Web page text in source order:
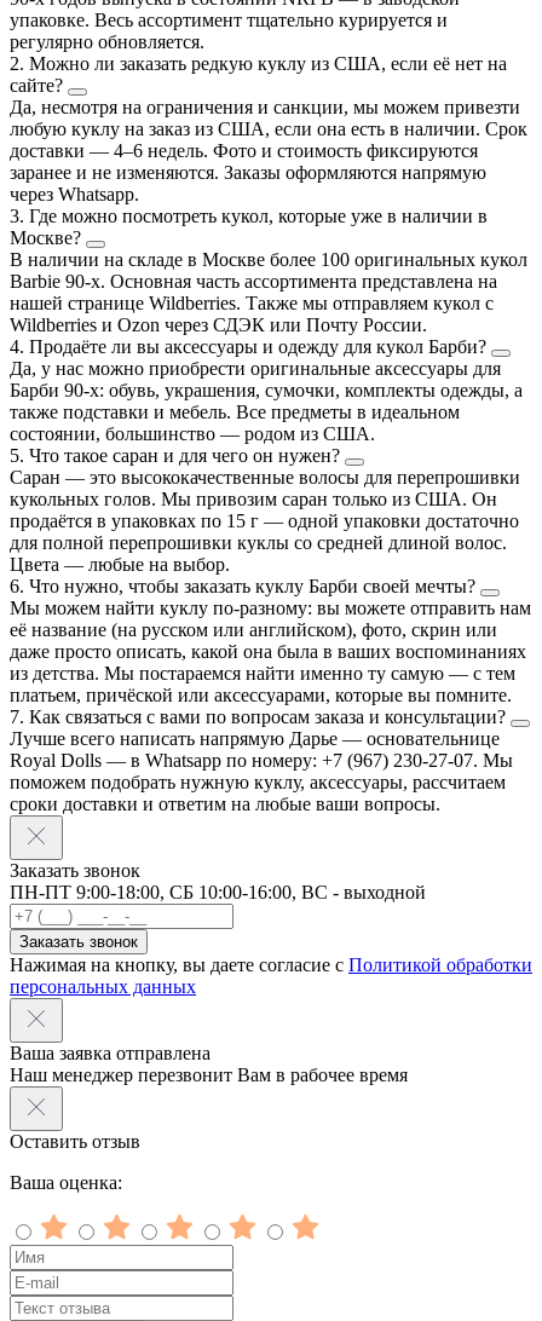
упаковке. Весь ассортимент тщательно курируется и
регулярно обновляется.
2. Можно ли заказать редкую куклу из США, если её нет на
сайте?
Да, несмотря на ограничения и санкции, мы можем привезти
любую куклу на заказ из США, если она есть в наличии. Срок
доставки — 4–6 недель. Фото и стоимость фиксируются
заранее и не изменяются. Заказы оформляются напрямую
через Whatsapp.
3. Где можно посмотреть кукол, которые уже в наличии в
Москве?
В наличии на складе в Москве более 100 оригинальных кукол
Barbie 90-х. Основная часть ассортимента представлена на
нашей странице Wildberries. Также мы отправляем кукол с
Wildberries и Ozon через СДЭК или Почту России.
4. Продаёте ли вы аксессуары и одежду для кукол Барби?
Да, у нас можно приобрести оригинальные аксессуары для
Барби 90-х: обувь, украшения, сумочки, комплекты одежды, а
также подставки и мебель. Все предметы в идеальном
состоянии, большинство — родом из США.
5. Что такое саран и для чего он нужен?
Саран — это высококачественные волосы для перепрошивки
кукольных голов. Мы привозим саран только из США. Он
продаётся в упаковках по 15 г — одной упаковки достаточно
для полной перепрошивки куклы со средней длиной волос.
Цвета — любые на выбор.
6. Что нужно, чтобы заказать куклу Барби своей мечты?
Мы можем найти куклу по-разному: вы можете отправить нам
её название (на русском или английском), фото, скрин или
даже просто описать, какой она была в ваших воспоминаниях
из детства. Мы постараемся найти именно ту самую — с тем
платьем, причёской или аксессуарами, которые вы помните.
7. Как связаться с вами по вопросам заказа и консультации?
Лучше всего написать напрямую Дарье — основательнице
Royal Dolls — в Whatsapp по номеру: +7 (967) 230-27-07. Мы
поможем подобрать нужную куклу, аксессуары, рассчитаем
сроки доставки и ответим на любые ваши вопросы.
Заказать звонок
ПН-ПТ 9:00-18:00, СБ 10:00-16:00, ВС - выходной
Заказать звонок
Нажимая на кнопку, вы даете согласие с Политикой обработки
персональных данных
Ваша заявка отправлена
Наш менеджер перезвонит Вам в рабочее время
Оставить отзыв
Ваша оценка: